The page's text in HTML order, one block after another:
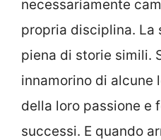
necessariamente
propria disciplina. La
piena di storie simili.
innamorino di alcune
della loro passione e
successi. E quando